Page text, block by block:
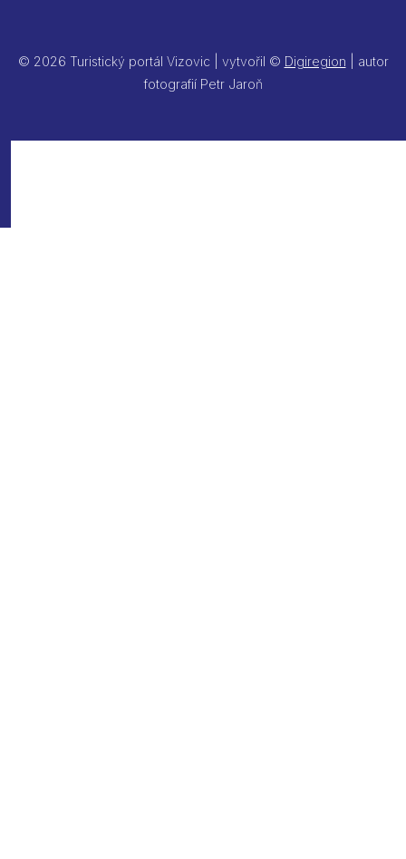
© 2026 Turistický portál Vizovic | vytvořil © Digiregion | autor
fotografií Petr Jaroň